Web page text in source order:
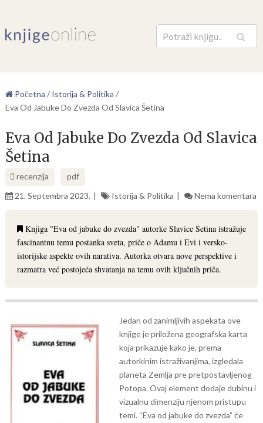
Pretraga
Početna / Istorija & Politika /
Eva Od Jabuke Do Zvezda Od Slavica Šetina
Eva Od Jabuke Do Zvezda Od Slavica
Šetina
recenzija
pdf
21. Septembra 2023.
Istorija & Politika Nema komentara
Knjiga "Eva od jabuke do zvezda" autorke Slavice Šetina istražuje
fascinantnu temu postanka sveta, priče o Adamu i Evi i versko-
istorijske aspekte ovih narativa. Autorka otvara nove perspektive i
razmatra već postojeća shvatanja na temu ovih ključnih priča.
Jedan od zanimljivih aspekata ove
knjige je priložena geografska karta
koja prikazuje kako je, prema
autorkinim istraživanjima, izgledala
planeta Zemlja pre pretpostavljenog
Potopa. Ovaj element dodaje dubinu i
vizualnu dimenziju njenom pristupu
temi. “Eva od jabuke do zvezda” će